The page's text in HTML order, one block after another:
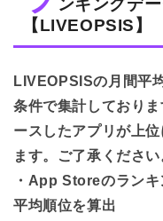
ンキングデ
【LIVEOPSIS】
LIVEOPSISの月間平
条件で集計しており
ースしたアプリが上
ます。ご了承ください
・App Storeのラン
平均順位を算出